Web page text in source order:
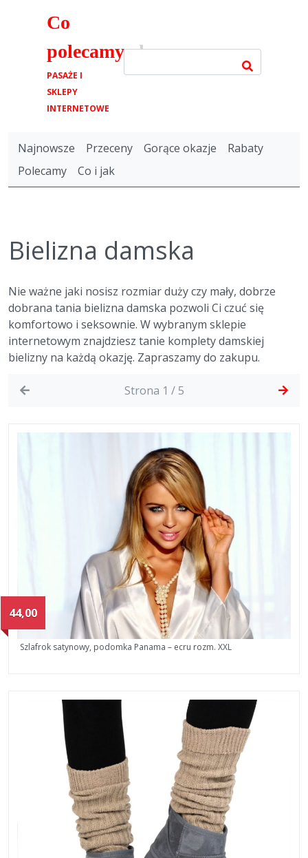
Co
polecamy.pl
PASAŻE I
SKLEPY
INTERNETOWE
Najnowsze Przeceny Gorące okazje
Rabaty
Polecamy
Co i jak
Bielizna damska
Nie ważne jaki nosisz rozmiar duży czy mały, dobrze
dobrana tania bielizna damska pozwoli Ci czuć się
komfortowo i seksownie. W wybranym sklepie
internetowym znajdziesz tanie komplety damskiej
bielizny na każdą okazję. Zapraszamy do zakupu.
Strona 1 / 5
44,00
Szlafrok satynowy, podomka Panama – ecru rozm. XXL